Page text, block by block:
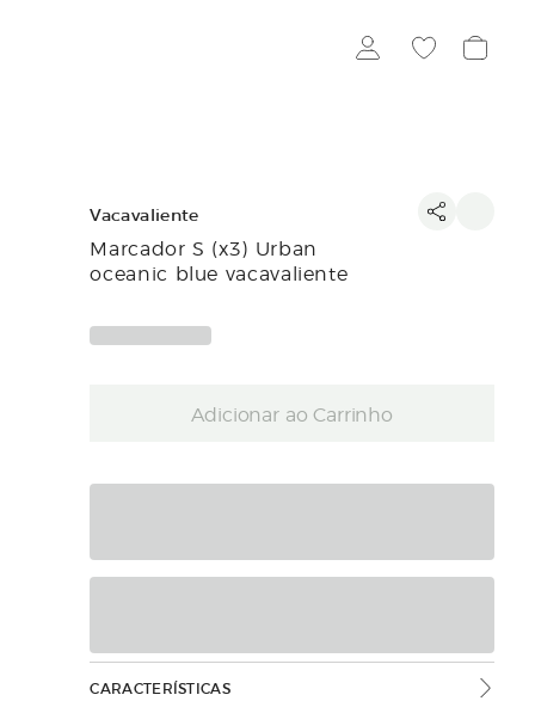
Vacavaliente
Marcador S (x3) Urban
oceanic blue vacavaliente
Adicionar ao Carrinho
CARACTERÍSTICAS